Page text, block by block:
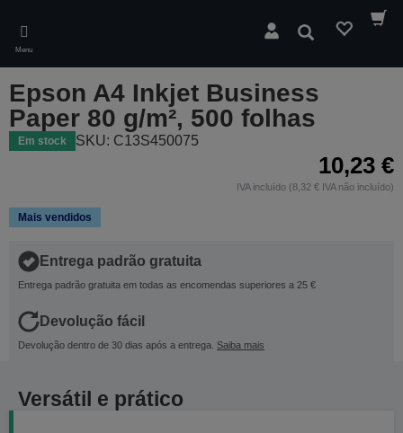
main
content
Menu
Pesquisar
Epson A4 Inkjet Business
Paper 80 g/m², 500 folhas
Em stock SKU: C13S450075
10,23 €
IVA incluído (8,32 € IVA não incluído)
Mais vendidos
Entrega padrão gratuita
Entrega padrão gratuita em todas as encomendas superiores a 25 €
Devolução fácil
Devolução dentro de 30 dias após a entrega. Saiba mais
Versátil e prático